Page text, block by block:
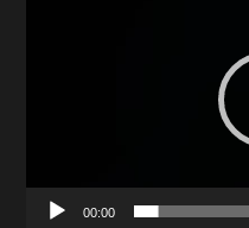
00:00